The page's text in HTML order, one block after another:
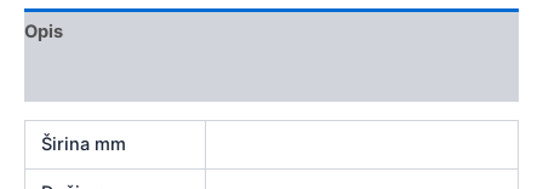
Opis
Širina mm